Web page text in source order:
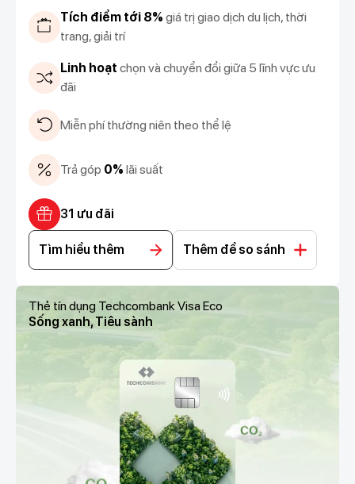
Tích điểm tới 8% giá trị giao dịch du lịch, thời
trang, giải trí
Linh hoạt chọn và chuyển đổi giữa 5 lĩnh vực ưu
đãi
Miễn phí thường niên theo thể lệ
Trả góp 0% lãi suất
31 ưu đãi
Tìm hiểu thêm Thêm để so sánh
Thẻ tín dụng Techcombank Visa Eco
Sống xanh, Tiêu sành